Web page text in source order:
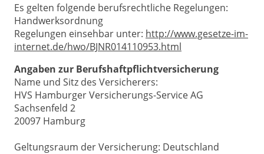
Es gelten folgende berufsrechtliche Regelungen:
Handwerksordnung
Regelungen einsehbar unter: http://www.gesetze-im-
internet.de/hwo/BJNR014110953.html
Angaben zur Berufshaftpflichtversicherung
Name und Sitz des Versicherers:
HVS Hamburger Versicherungs-Service AG
Sachsenfeld 2
20097 Hamburg
Geltungsraum der Versicherung: Deutschland